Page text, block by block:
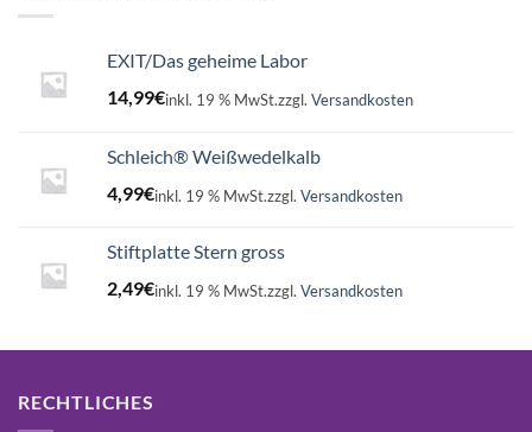
EXIT/Das geheime Labor
14,99€inkl. 19 % MwSt.zzgl. Versandkosten
Schleich® Weißwedelkalb
4,99€inkl. 19 % MwSt.zzgl. Versandkosten
Stiftplatte Stern gross
2,49€inkl. 19 % MwSt.zzgl. Versandkosten
RECHTLICHES